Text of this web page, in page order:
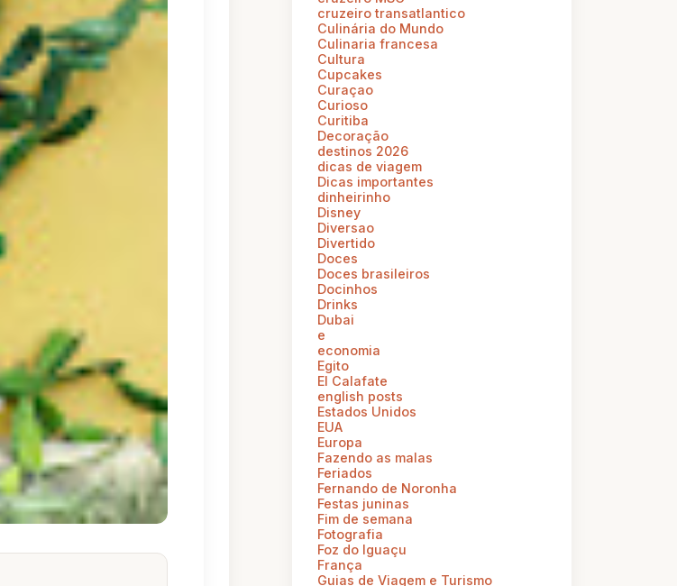
cruzeiro transatlantico
Culinária do Mundo
Culinaria francesa
Cultura
Cupcakes
Curaçao
Curioso
Curitiba
Decoração
destinos 2026
dicas de viagem
Dicas importantes
dinheirinho
Disney
Diversao
Divertido
Doces
Doces brasileiros
Docinhos
Drinks
Dubai
e
economia
Egito
El Calafate
english posts
Estados Unidos
EUA
Europa
Fazendo as malas
Feriados
Fernando de Noronha
Festas juninas
Fim de semana
Fotografia
Foz do Iguaçu
França
Guias de Viagem e Turismo